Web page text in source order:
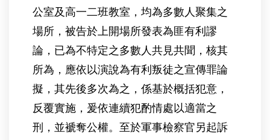
公室及高一二班教室，均為多數人聚集之
場所，被告於上開場所發表為匪有利謬
論，已為不特定之多數人共見共聞，核其
所為，應依以演說為有利叛徒之宣傳罪論
擬，其先後多次為之，係基於概括犯意，
反覆實施，爰依連續犯酌情處以適當之
刑，並褫奪公權。至於軍事檢察官另起訴